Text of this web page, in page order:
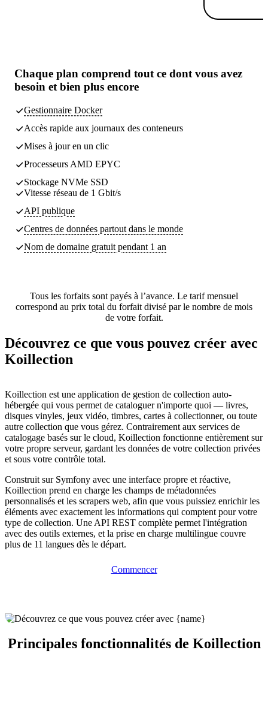
Chaque plan comprend tout ce dont vous avez
besoin et bien plus encore
Gestionnaire Docker
Accès rapide aux journaux des conteneurs
Mises à jour en un clic
Processeurs AMD EPYC
Stockage NVMe SSD
Vitesse réseau de 1 Gbit/s
API publique
Centres de données partout dans le monde
Nom de domaine gratuit pendant 1 an
Tous les forfaits sont payés à l’avance. Le tarif mensuel
correspond au prix total du forfait divisé par le nombre de mois
de votre forfait.
Découvrez ce que vous pouvez créer avec
Koillection
Koillection est une application de gestion de collection auto-
hébergée qui vous permet de cataloguer n'importe quoi — livres,
disques vinyles, jeux vidéo, timbres, cartes à collectionner, ou toute
autre collection que vous gérez. Contrairement aux services de
catalogage basés sur le cloud, Koillection fonctionne entièrement sur
votre propre serveur, gardant les données de votre collection privées
et sous votre contrôle total.
Construit sur Symfony avec une interface propre et réactive,
Koillection prend en charge les champs de métadonnées
personnalisés et les scrapers web, afin que vous puissiez enrichir les
éléments avec exactement les informations qui comptent pour votre
type de collection. Une API REST complète permet l'intégration
avec des outils externes, et la prise en charge multilingue couvre
plus de 11 langues dès le départ.
Commencer
Principales fonctionnalités de Koillection